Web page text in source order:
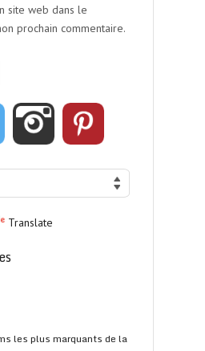
site web dans le
prochain commentaire.
Translate
les plus marquants de la